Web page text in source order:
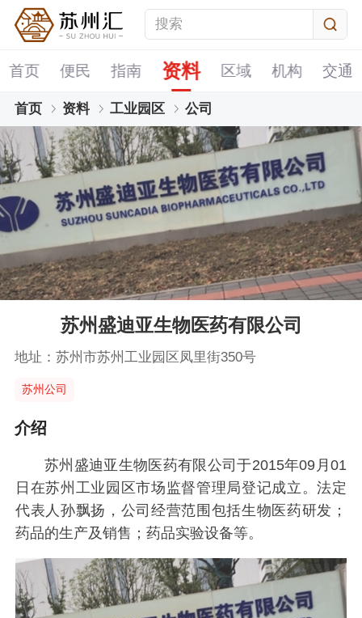
首页 便民 指南 资料 区域 机构 交通
首页 资料 工业园区 公司
苏州盛迪亚生物医药有限公司
地址：苏州市苏州工业园区凤里街350号
苏州公司
介绍
苏州盛迪亚生物医药有限公司于2015年09月01
日在苏州工业园区市场监督管理局登记成立。法定
代表人孙飘扬，公司经营范围包括生物医药研发；
药品的生产及销售；药品实验设备等。